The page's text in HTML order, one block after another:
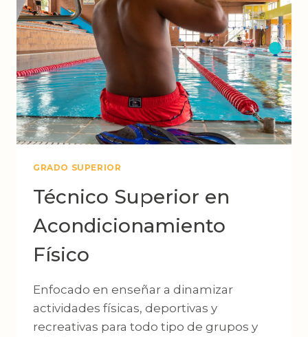
GRADO SUPERIOR
Técnico Superior en
Acondicionamiento
Físico
Enfocado en enseñar a dinamizar
actividades físicas, deportivas y
recreativas para todo tipo de grupos y